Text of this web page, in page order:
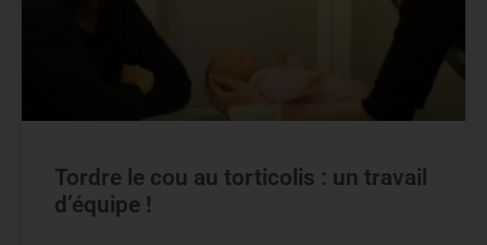
Tordre le cou au torticolis : un travail
d’équipe !